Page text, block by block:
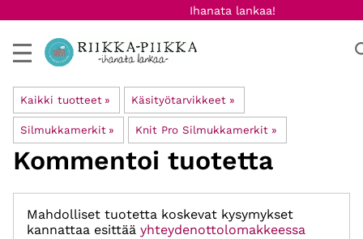
Ihanata lankaa!
Kaikki tuotteet ‪» Käsityötarvikkeet ‪»
Silmukkamerkit ‪» Knit Pro Silmukkamerkit ‪»
Kommentoi tuotetta
Mahdolliset tuotetta koskevat kysymykset
kannattaa esittää yhteydenottolomakkeessa